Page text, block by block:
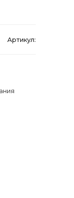
Артикул: